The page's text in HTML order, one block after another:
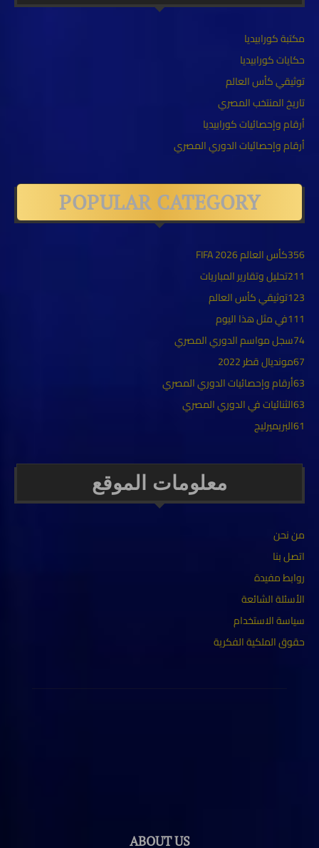
مكتبة كورابيديا
حكايات كورابيديا
توثيقي كأس العالم
تاريخ المنتخب المصري
أرقام وإحصائيات كورابيديا
أرقام وإحصائيات الدوري المصري
POPULAR CATEGORY
كأس العالم FIFA 2026356
تحليل وتقارير المباريات211
توثيقي كأس العالم123
في مثل هذا اليوم111
سجل مواسم الدوري المصري74
مونديال قطر 202267
أرقام وإحصائيات الدوري المصري63
الثنائيات في الدوري المصري63
البريميرليج61
معلومات الموقع
من نحن
اتصل بنا
روابط مفيدة
الأسئلة الشائعة
سياسة الاستخدام
حقوق الملكية الفكرية